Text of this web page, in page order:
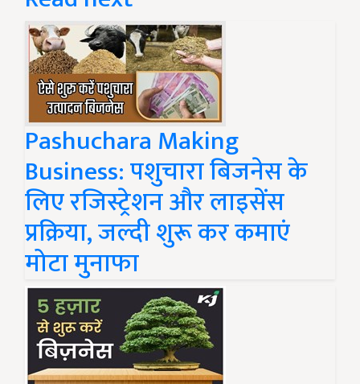
Pashuchara Making
Business: पशुचारा बिजनेस के
लिए रजिस्ट्रेशन और लाइसेंस
प्रक्रिया, जल्दी शुरू कर कमाएं
मोटा मुनाफा